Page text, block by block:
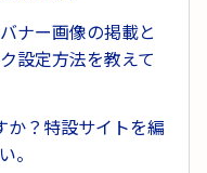
ナー画像の掲載と
設定方法を教えて
か？特設サイトを編
。